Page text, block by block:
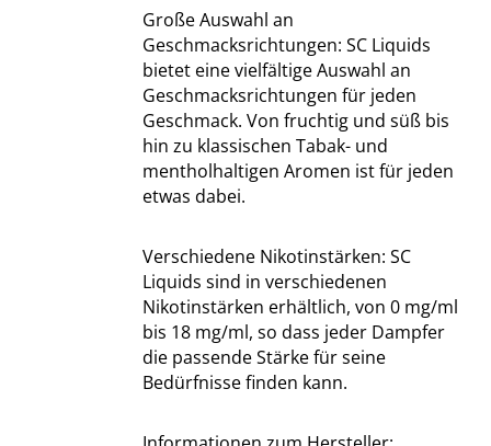
Große Auswahl an
Geschmacksrichtungen: SC Liquids
bietet eine vielfältige Auswahl an
Geschmacksrichtungen für jeden
Geschmack. Von fruchtig und süß bis
hin zu klassischen Tabak- und
mentholhaltigen Aromen ist für jeden
etwas dabei.
Verschiedene Nikotinstärken: SC
Liquids sind in verschiedenen
Nikotinstärken erhältlich, von 0 mg/ml
bis 18 mg/ml, so dass jeder Dampfer
die passende Stärke für seine
Bedürfnisse finden kann.